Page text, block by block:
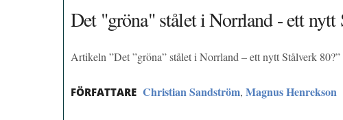
Det "gröna" stålet i Norrland - ett nytt
Artikeln ”Det ”gröna” stålet i Norrland – ett nytt Stålverk
FÖRFATTARE Christian Sandström, Magnus Henrekson